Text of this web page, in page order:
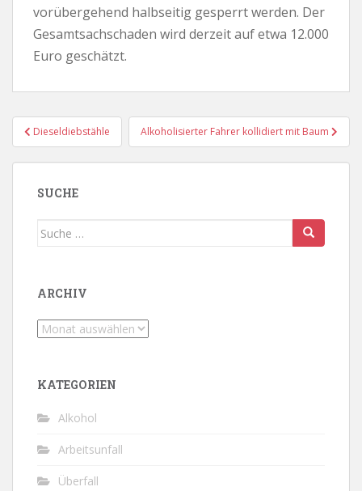
vorübergehend halbseitig gesperrt werden. Der
Gesamtsachschaden wird derzeit auf etwa 12.000
Euro geschätzt.
Beitragsnavigation
Dieseldiebstähle Alkoholisierter Fahrer kollidiert mit Baum
SUCHE
Suche
ARCHIV
Archiv
KATEGORIEN
Alkohol
Arbeitsunfall
Überfall